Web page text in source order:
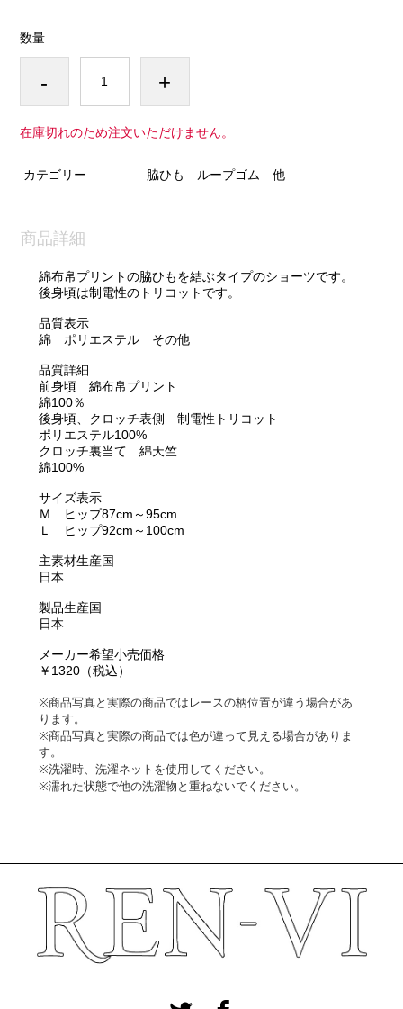
数量
- +
在庫切れのため注文いただけません。
カテゴリー 脇ひも ループゴム 他
商品詳細
綿布帛プリントの脇ひもを結ぶタイプのショーツです。
後身頃は制電性のトリコットです。
品質表示
綿 ポリエステル その他
品質詳細
前身頃 綿布帛プリント
綿100％
後身頃、クロッチ表側 制電性トリコット
ポリエステル100%
クロッチ裏当て 綿天竺
綿100%
サイズ表示
Ｍ ヒップ87cm～95cm
Ｌ ヒップ92cm～100cm
主素材生産国
日本
製品生産国
日本
メーカー希望小売価格
￥1320（税込）
※商品写真と実際の商品ではレースの柄位置が違う場合があ
ります。
※商品写真と実際の商品では色が違って見える場合がありま
す。
※洗濯時、洗濯ネットを使用してください。
※濡れた状態で他の洗濯物と重ねないでください。